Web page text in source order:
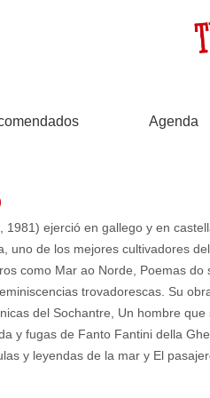
Agenda
ejerció en gallego y en
uno de los mejores cultivadores
como Mar ao Norde, Poemas
trovadorescas. Su
del Sochantre, Un hombre
y fugas de Fanto Fantini della
y leyendas de la mar y El